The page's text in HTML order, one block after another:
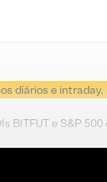
diários e intraday.
BITFUT e S&P